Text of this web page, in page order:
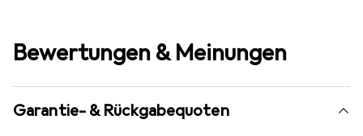
Bewertungen & Meinungen
Garantie- & Rückgabequoten